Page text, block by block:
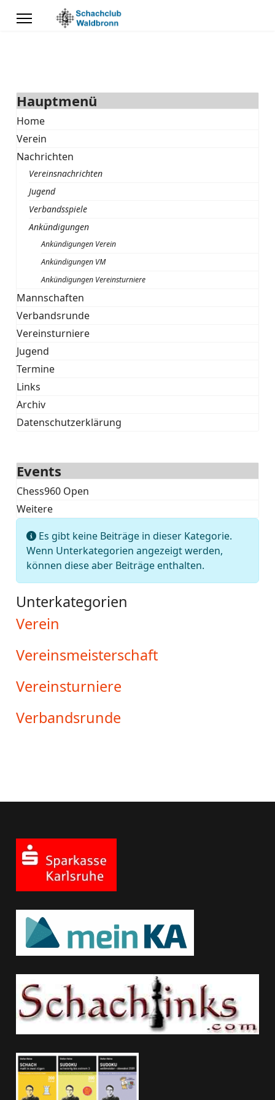
Hauptmenü
Home
Verein
Nachrichten
Vereinsnachrichten
Jugend
Verbandsspiele
Ankündigungen
Ankündigungen Verein
Ankündigungen VM
Ankündigungen Vereinsturniere
Mannschaften
Verbandsrunde
Vereinsturniere
Jugend
Termine
Links
Archiv
Datenschutzerklärung
Events
Chess960 Open
Weitere
Information
Es gibt keine Beiträge in dieser Kategorie.
Wenn Unterkategorien angezeigt werden,
können diese aber Beiträge enthalten.
Unterkategorien
Verein
Vereinsmeisterschaft
Vereinsturniere
Verbandsrunde